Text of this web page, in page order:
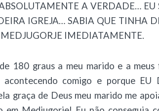
A VERDADE… EU
IGREJA… SABIA QUE TINHA
IMEDIATAMENTE.
180 graus a meu marido e a meus
comigo e porque EU
graça de Deus meu marido me